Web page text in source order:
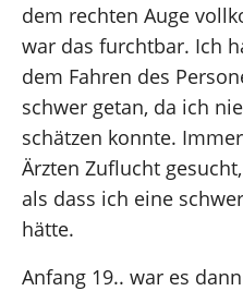
dem rechten Auge
war das furchtbar. Ich
dem Fahren des
schwer getan, da ich
schätzen konnte.
Ärzten Zuflucht
als dass ich eine
hätte.
Anfang 19.. war es